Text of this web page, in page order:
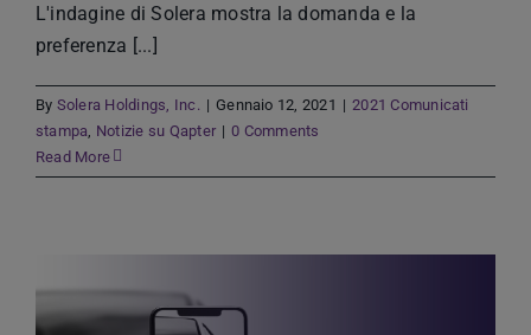
L'indagine di Solera mostra la domanda e la
preferenza [...]
By Solera Holdings, Inc. | Gennaio 12, 2021 | 2021 Comunicati
stampa Notizie su Qapter | 0 Comments
Read More